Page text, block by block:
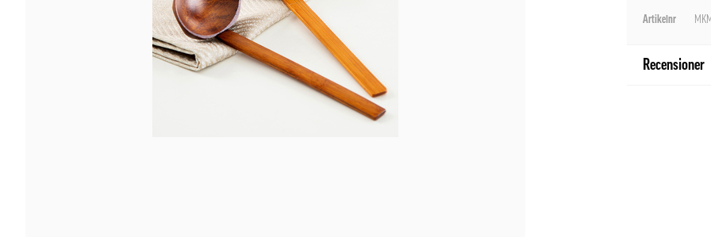
Artikelnr
Recensioner